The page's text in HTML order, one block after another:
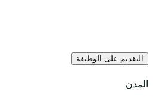
التقديم على الوظيفة
المدن